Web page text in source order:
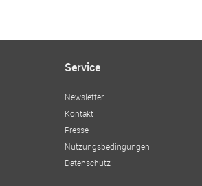
Service
Newsletter
Kontakt
Presse
Nutzungsbedingungen
Datenschutz